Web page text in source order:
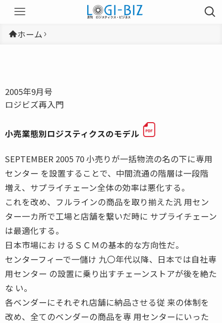
ホーム
2005年9月号
ロジビズ再入門
小売業態別ロジスティクスのモデル
SEPTEMBER 2005 70 小売りが一括物流の名の下に専用
センター を設置することで、中間流通の階層は一段階
増え、サプライチェーン全体の効率は悪化する。
これを改め、フルラインの商品を取り揃えた汎 用セン
ター一カ所で工場と店舗を繋いだ時に サプライチェーン
は最適化する。
日本市場にお けるＳＣＭの基本的な方向性だ。
センターフィーで一儲け 九〇年代以降、日本では自社専
用センター の設置に乗り出すチェーンストアが後を絶た
な い。
各ベンダーにそれぞれ店舗に納品させる従 来の体制を
改め、全てのベンダーの商品を専 用センターにいった